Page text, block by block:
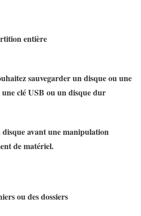
entière
sauvegarder un disque ou une
clé USB ou undisque dur
avant une manipulation
de matériel.
ou des dossiers